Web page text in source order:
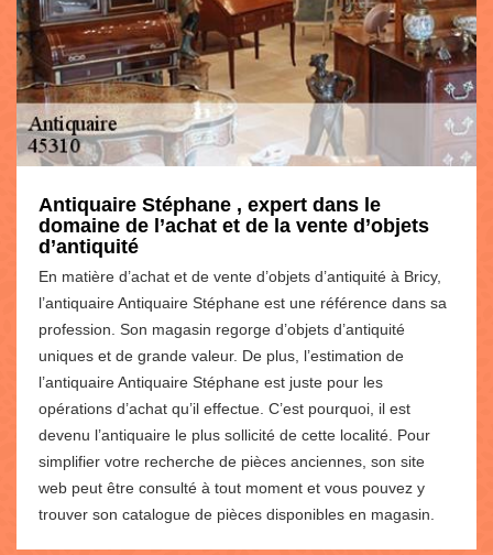
Antiquaire Stéphane , expert dans le
domaine de l’achat et de la vente d’objets
d’antiquité
En matière d’achat et de vente d’objets d’antiquité à Bricy,
l’antiquaire Antiquaire Stéphane est une référence dans sa
profession. Son magasin regorge d’objets d’antiquité
uniques et de grande valeur. De plus, l’estimation de
l’antiquaire Antiquaire Stéphane est juste pour les
opérations d’achat qu’il effectue. C’est pourquoi, il est
devenu l’antiquaire le plus sollicité de cette localité. Pour
simplifier votre recherche de pièces anciennes, son site
web peut être consulté à tout moment et vous pouvez y
trouver son catalogue de pièces disponibles en magasin.